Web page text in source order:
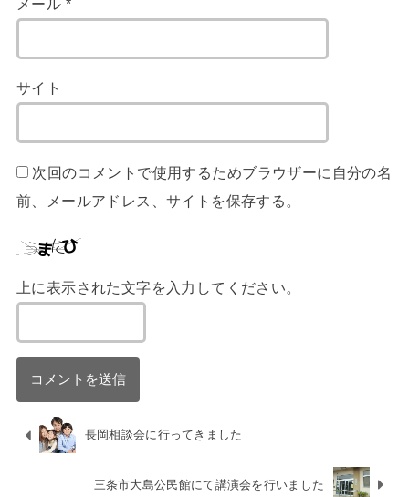
メール *
サイト
次回のコメントで使用するためブラウザーに自分の名
前、メールアドレス、サイトを保存する。
上に表示された文字を入力してください。
長岡相談会に行ってきました
三条市大島公民館にて講演会を行いました